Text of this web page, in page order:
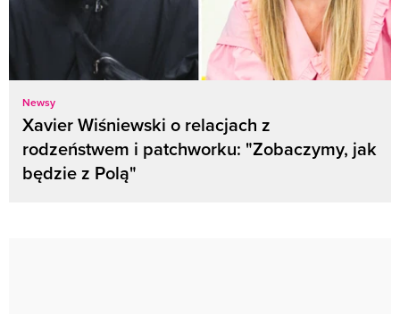
Newsy
Xavier Wiśniewski o relacjach z
rodzeństwem i patchworku: "Zobaczymy, jak
będzie z Polą"